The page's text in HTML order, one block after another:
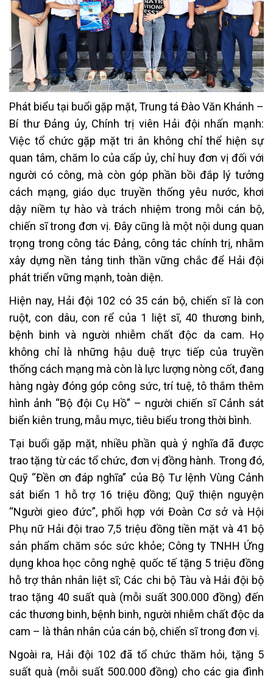
Phát biểu tại buổi gặp mặt, Trung tá Đào Văn Khánh –
Bí thư Đảng ủy, Chính trị viên Hải đội nhấn mạnh:
Việc tổ chức gặp mặt tri ân không chỉ thể hiện sự
quan tâm, chăm lo của cấp ủy, chỉ huy đơn vị đối với
người có công, mà còn góp phần bồi đắp lý tưởng
cách mạng, giáo dục truyền thống yêu nước, khơi
dậy niềm tự hào và trách nhiệm trong mỗi cán bộ,
chiến sĩ trong đơn vị. Đây cũng là một nội dung quan
trọng trong công tác Đảng, công tác chính trị, nhằm
xây dựng nền tảng tinh thần vững chắc để Hải đội
phát triển vững mạnh, toàn diện.
Hiện nay, Hải đội 102 có 35 cán bộ, chiến sĩ là con
ruột, con dâu, con rể của 1 liệt sĩ, 40 thương binh,
bệnh binh và người nhiễm chất độc da cam. Họ
không chỉ là những hậu duệ trực tiếp của truyền
thống cách mạng mà còn là lực lượng nòng cốt, đang
hàng ngày đóng góp công sức, trí tuệ, tô thắm thêm
hình ảnh “Bộ đội Cụ Hồ” – người chiến sĩ Cảnh sát
biển kiên trung, mẫu mực, tiêu biểu trong thời bình.
Tại buổi gặp mặt, nhiều phần quà ý nghĩa đã được
trao tặng từ các tổ chức, đơn vị đồng hành. Trong đó,
Quỹ “Đền ơn đáp nghĩa” của Bộ Tư lệnh Vùng Cảnh
sát biển 1 hỗ trợ 16 triệu đồng; Quỹ thiện nguyện
“Người gieo đức”, phối hợp với Đoàn Cơ sở và Hội
Phụ nữ Hải đội trao 7,5 triệu đồng tiền mặt và 41 bộ
sản phẩm chăm sóc sức khỏe; Công ty TNHH Ứng
dụng khoa học công nghệ quốc tế tặng 5 triệu đồng
hỗ trợ thân nhân liệt sĩ; Các chi bộ Tàu và Hải đội bộ
trao tặng 40 suất quà (mỗi suất 300.000 đồng) đến
các thương binh, bệnh binh, người nhiễm chất độc da
cam – là thân nhân của cán bộ, chiến sĩ trong đơn vị.
Ngoài ra, Hải đội 102 đã tổ chức thăm hỏi, tặng 5
suất quà (mỗi suất 500.000 đồng) cho các gia đình